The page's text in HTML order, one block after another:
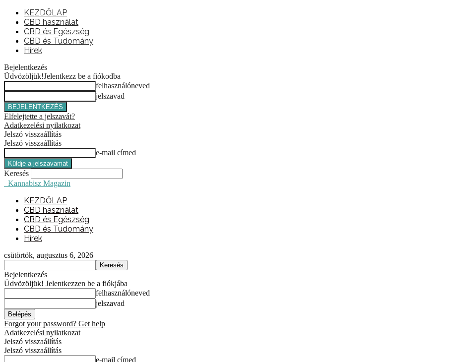
KEZDŐLAP
CBD használat
CBD és Egészség
CBD és Tudomány
Hírek
Bejelentkezés
Üdvözöljük!Jelentkezz be a fiókodba
felhasználóneved
jelszavad
Elfelejtette a jelszavát?
Adatkezelési nyilatkozat
Jelszó visszaállítás
Jelszó visszaállítás
e-mail címed
Keresés
Kannabisz Magazin
KEZDŐLAP
CBD használat
CBD és Egészség
CBD és Tudomány
Hírek
csütörtök, augusztus 6, 2026
Bejelentkezés
Üdvözöljük! Jelentkezzen be a fiókjába
felhasználóneved
jelszavad
Forgot your password? Get help
Adatkezelési nyilatkozat
Jelszó visszaállítás
Jelszó visszaállítás
e-mail címed